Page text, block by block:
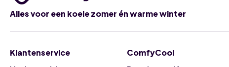
Alles voor een koele zomer én warme winter
Klantenservice
ComfyCool